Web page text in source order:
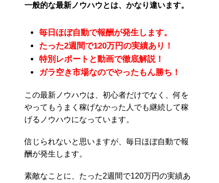
一般的な最新ノウハウとは、かなり違います。
毎日ほぼ自動で報酬が発生します。
たった2週間で120万円の実績あり！
特別レポートと動画で徹底解説！
ガラ空き市場なのでやったもん勝ち！
この最新ノウハウは、初心者だけでなく、何を
やってもうまく稼げなかった人でも継続して稼
げるノウハウになっています。
信じられないと思いますが、毎日ほぼ自動で報
酬が発生します。
素敵なことに、たった2週間で120万円の実績あ